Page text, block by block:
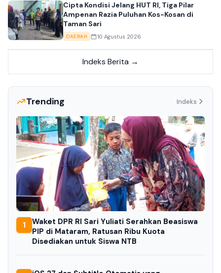
Cipta Kondisi Jelang HUT RI, Tiga Pilar
Ampenan Razia Puluhan Kos-Kosan di
Taman Sari
DAERAH 10 Agustus 2026
Indeks Berita →
Trending Indeks
1
Waket DPR RI Sari Yuliati Serahkan Beasiswa
PIP di Mataram, Ratusan Ribu Kuota
Disediakan untuk Siswa NTB